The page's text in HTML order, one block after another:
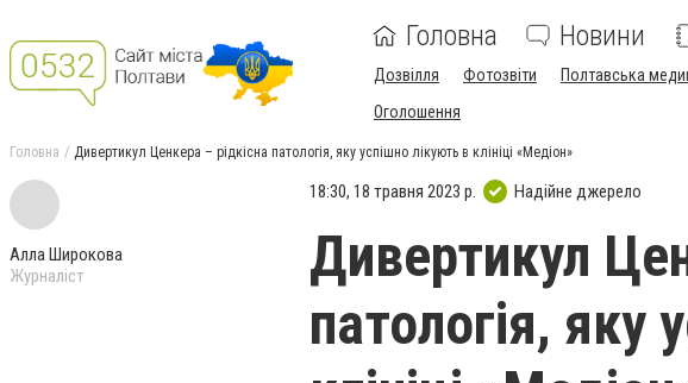
Головна Новини
Дозвілля Фотозвіти Полтавська
Оголошення
Головна Дивертикул Ценкера – рідкісна патологія, яку успішно лікують в клініці «Медіон»
Алла Широкова
Журналіст
18:30, 18 травня 2023 р. Надійне джерело
Дивертикул
патологія, яку